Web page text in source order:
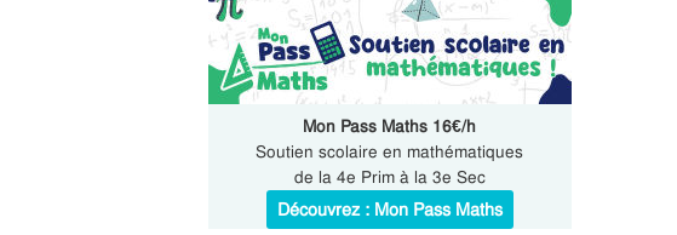
Mon Pass Maths 16€/h
Soutien scolaire en mathématiques
de la 4e Prim à la 3e Sec
Découvrez : Mon Pass Maths